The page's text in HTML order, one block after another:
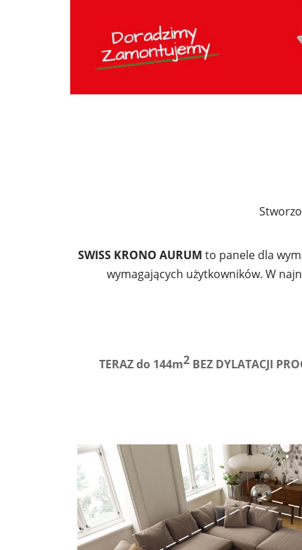
SWISS KRONO AURUM to panele dla
wymagających użytkowników. W
TERAZ do 144m2 BEZ DYLATACJI